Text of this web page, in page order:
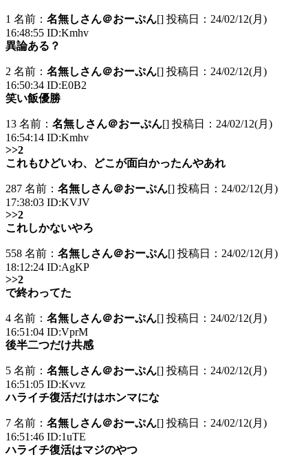
1 名前： 名無しさん＠おーぷん[] 投稿日：24/02/12(月)
16:48:55 ID:Kmhv
異論ある？
2 名前： 名無しさん＠おーぷん[] 投稿日：24/02/12(月)
16:50:34 ID:E0B2
笑い飯優勝
13 名前： 名無しさん＠おーぷん[] 投稿日：24/02/12(月)
16:54:14 ID:Kmhv
>>2
これもひどいわ、どこが面白かったんやあれ
287 名前： 名無しさん＠おーぷん[] 投稿日：24/02/12(月)
17:38:03 ID:KVJV
>>2
これしかないやろ
558 名前： 名無しさん＠おーぷん[] 投稿日：24/02/12(月)
18:12:24 ID:AgKP
>>2
で終わってた
4 名前： 名無しさん＠おーぷん[] 投稿日：24/02/12(月)
16:51:04 ID:VprM
後半二つだけ共感
5 名前： 名無しさん＠おーぷん[] 投稿日：24/02/12(月)
16:51:05 ID:Kvvz
ハライチ復活だけはホンマにな
7 名前： 名無しさん＠おーぷん[] 投稿日：24/02/12(月)
16:51:46 ID:1uTE
ハライチ復活はマジのやつ